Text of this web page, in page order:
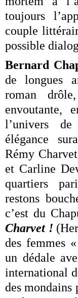
toujours
couple
possible
Bernard
de longues
roman
envoutante,
l’univers
élégance
Rémy
et Carline
quartiers
restons
c’est du
Charvet !
des femmes
un dédale
international
des mondains